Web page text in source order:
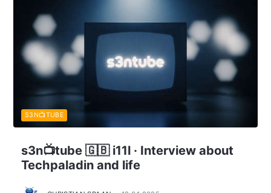
s3n📺tube 🇬🇧 i11l · Interview about
Techpaladin and life
S3N📺TUBE